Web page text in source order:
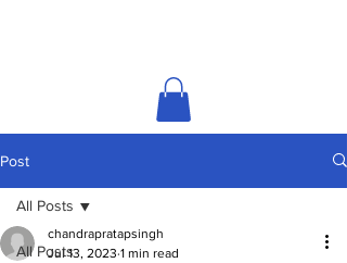
Post
All Posts
All Posts
chandrapratapsingh
Jul 13, 2023 1 min read